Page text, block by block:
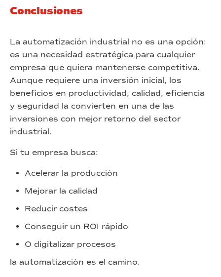
Conclusiones
La automatización industrial no es una opción:
es una necesidad estratégica para cualquier
empresa que quiera mantenerse competitiva.
Aunque requiere una inversión inicial, los
beneficios en productividad, calidad, eficiencia
y seguridad la convierten en una de las
inversiones con mejor retorno del sector
industrial.
Si tu empresa busca:
Acelerar la producción
Mejorar la calidad
Reducir costes
Conseguir un ROI rápido
O digitalizar procesos
la automatización es el camino.